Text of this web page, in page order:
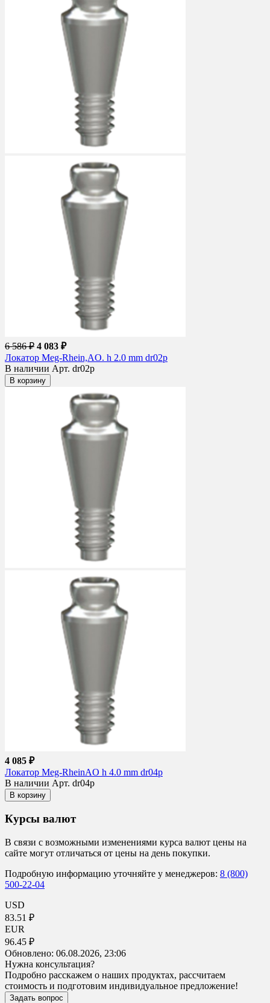
6 586 ₽ 4 083 ₽
Локатор Meg-Rhein,AO. h 2.0 mm dr02p
В наличии Арт. dr02p
В корзину
4 085 ₽
Локатор Meg-RheinAO h 4.0 mm dr04p
В наличии Арт. dr04p
В корзину
Курсы валют
В связи с возможными изменениями курса валют цены на
сайте могут отличаться от цены на день покупки.
Подробную информацию уточняйте у менеджеров: 8 (800)
500-22-04
USD
83.51 ₽
EUR
96.45 ₽
Обновлено: 06.08.2026, 23:06
Нужна консультация?
Подробно расскажем о наших продуктах, рассчитаем
стоимость и подготовим индивидуальное предложение!
Задать вопрос